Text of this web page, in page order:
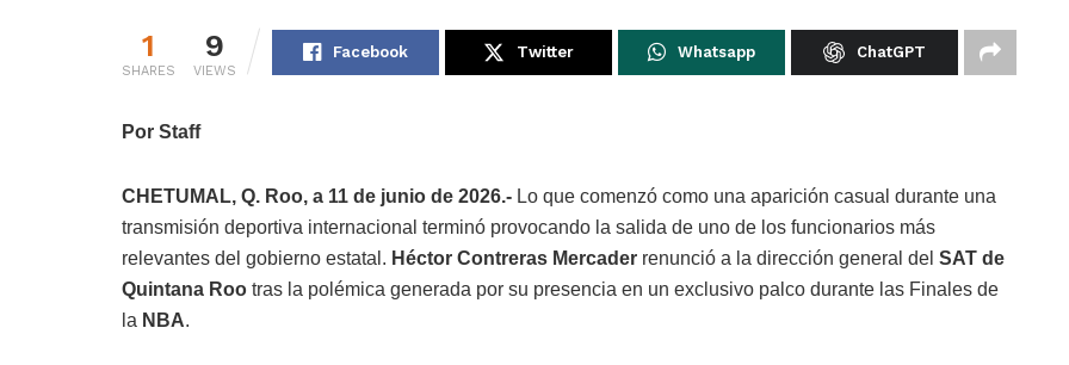
1
SHARES
9
VIEWS
Facebook Twitter Whatsapp ChatGPT
Por Staff
CHETUMAL, Q. Roo, a 11 de junio de 2026.- Lo que comenzó como una aparición casual durante una
transmisión deportiva internacional terminó provocando la salida de uno de los funcionarios más
relevantes del gobierno estatal. Héctor Contreras Mercader renunció a la dirección general del SAT de
Quintana Roo tras la polémica generada por su presencia en un exclusivo palco durante las Finales de
la NBA.